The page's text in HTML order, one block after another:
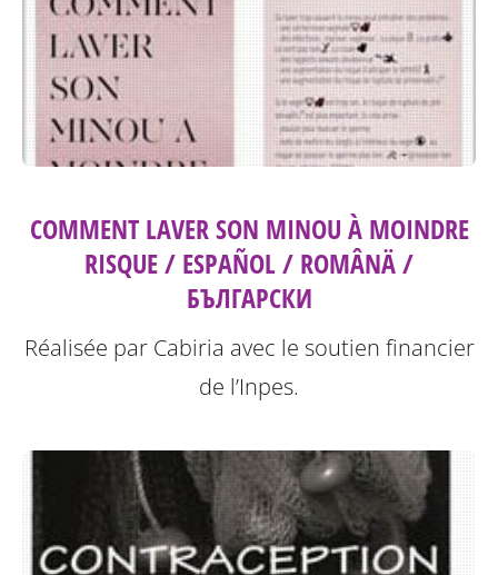
COMMENT LAVER SON MINOU À MOINDRE
RISQUE / ESPAÑOL / ROMÂNÄ /
БЪЛГАРСКИ
Réalisée par Cabiria avec le soutien financier
de l’Inpes.